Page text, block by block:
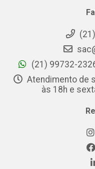
(21) 99732-
Atendimento de
às 18h e